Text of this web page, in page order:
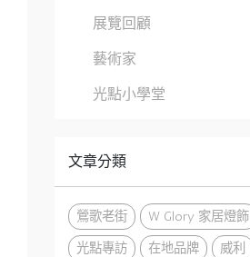
展覽回顧
藝術家
光點小學堂
文章分類
鶯歌老街
W Glory 家居燈飾
光點專訪
在地品牌
威利